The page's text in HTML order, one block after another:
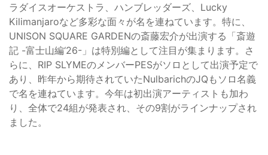
ラダイスオーケストラ、ハンブレッダーズ、Lucky
Kilimanjaroなど多彩な面々が名を連ねています。特に、
UNISON SQUARE GARDENの斎藤宏介が出演する「斎遊
記 -富士山編‘26-」は特別編として注目が集まります。さ
らに、RIP SLYMEのメンバーPESがソロとして出演予定で
あり、昨年から期待されていたNulbarichのJQもソロ名義
で名を連ねています。今年は初出演アーティストも加わ
り、全体で24組が発表され、その9割がラインナップされ
ました。